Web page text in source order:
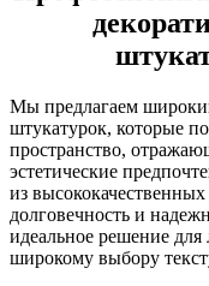
Мы предлагаем
штукатурок, которые
пространство,
эстетические
из
долговечность и
идеальное решение для
широкому выбору